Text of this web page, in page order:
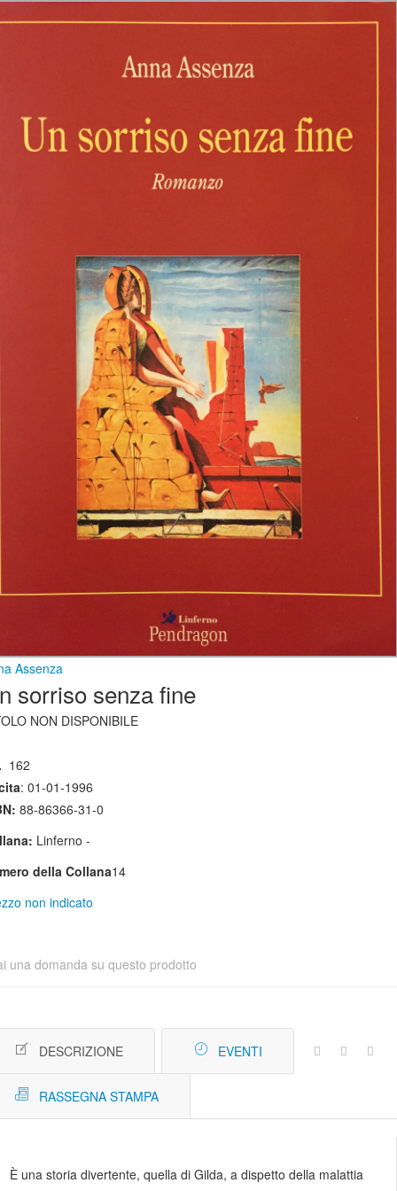
Assenza
sorriso senza fine
NON DISPONIBILE
162
: 01-01-1996
88-86366-31-0
Linferno -
della Collana14
non indicato
una domanda su questo prodotto
DESCRIZIONE EVENTI
RASSEGNA STAMPA
È una storia divertente, quella di Gilda, a dispetto della malattia